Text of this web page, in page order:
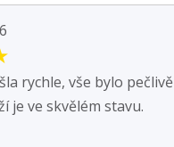
rychle, vše bylo pečlivě
je ve skvělém stavu.